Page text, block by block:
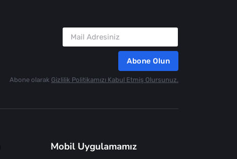
Abone Olun
Abone olarak Gizlilik Politikamızı Kabul Etmiş Olursunuz.
Mobil Uygulamamız